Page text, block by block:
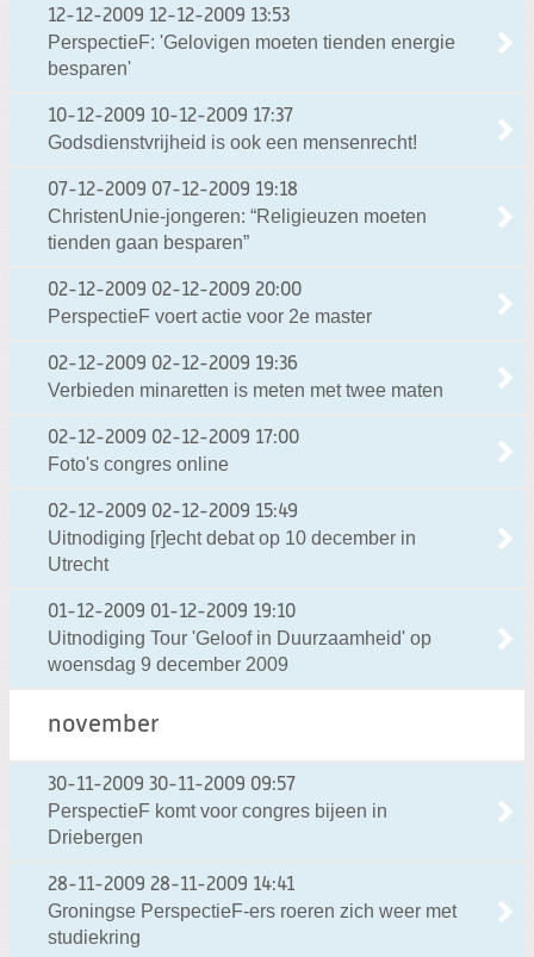
12-12-2009 12-12-2009 13:53
PerspectieF: 'Gelovigen moeten tienden energie
besparen'
10-12-2009 10-12-2009 17:37
Godsdienstvrijheid is ook een mensenrecht!
07-12-2009 07-12-2009 19:18
ChristenUnie-jongeren: “Religieuzen moeten
tienden gaan besparen”
02-12-2009 02-12-2009 20:00
PerspectieF voert actie voor 2e master
02-12-2009 02-12-2009 19:36
Verbieden minaretten is meten met twee maten
02-12-2009 02-12-2009 17:00
Foto's congres online
02-12-2009 02-12-2009 15:49
Uitnodiging [r]echt debat op 10 december in
Utrecht
01-12-2009 01-12-2009 19:10
Uitnodiging Tour 'Geloof in Duurzaamheid' op
woensdag 9 december 2009
november
30-11-2009 30-11-2009 09:57
PerspectieF komt voor congres bijeen in
Driebergen
28-11-2009 28-11-2009 14:41
Groningse PerspectieF-ers roeren zich weer met
studiekring